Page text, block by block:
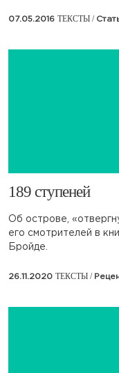
07.05.2016 ТЕКСТЫ /
​189 ступеней
Об острове,
его смотрителей в
Бройде.
26.11.2020 ТЕКСТЫ /